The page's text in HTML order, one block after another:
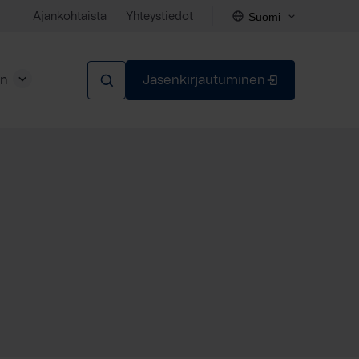
Ajankohtaista Yhteystiedot Suomi
Jäsenkirjautuminen